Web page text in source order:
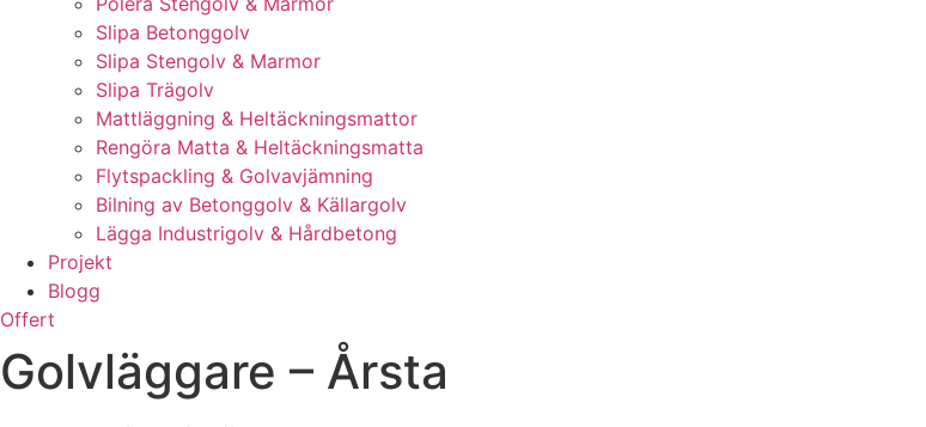
Slipa Betonggolv
Slipa Stengolv & Marmor
Slipa Trägolv
Mattläggning & Heltäckningsmattor
Rengöra Matta & Heltäckningsmatta
Flytspackling & Golvavjämning
Bilning av Betonggolv & Källargolv
Lägga Industrigolv & Hårdbetong
Projekt
Blogg
Offert
Golvläggare – Årsta